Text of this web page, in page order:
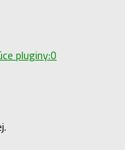
pluginy:0